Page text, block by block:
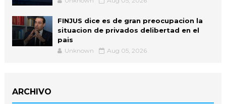
FINJUS dice es de gran preocupacion la
situacion de privados delibertad en el
pais
Unknown Aug 05, 2026
ARCHIVO